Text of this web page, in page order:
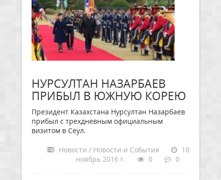
НУРСУЛТАН НАЗАРБАЕВ
ПРИБЫЛ В ЮЖНУЮ КОРЕЮ
Президент Казахстана Нурсултан Назарбаев
прибыл с трехдневным официальным
визитом в Сеул.
Новости / Новости и События
10
ноябрь 2016 г.
0 0